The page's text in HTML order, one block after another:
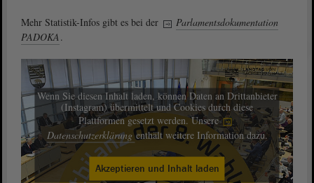
Mehr Statistik-Infos gibt es bei der
Parlamentsdokumentation
PADOKA.
Wenn Sie diesen Inhalt laden, können Daten an Drittanbieter
(Instagram) übermittelt und Cookies durch diese
Plattformen gesetzt werden. Unsere
Datenschutzerklärungenthält weitere Information dazu.
Akzeptieren und Inhalt laden